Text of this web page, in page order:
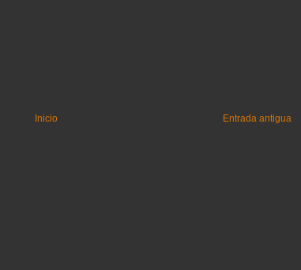
Entrada antigua
Inicio